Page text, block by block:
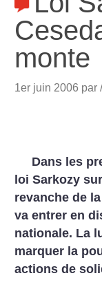
monte
1er juin 2006 par
Dans les
loi Sarkozy
revanche de
va entrer en
nationale. La
marquer la
actions de